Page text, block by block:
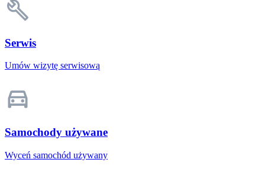
Serwis
Umów wizytę serwisową
Samochody używane
Wyceń samochód używany